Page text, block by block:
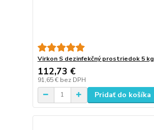
Virkon S dezinfekčný prostriedok 5 kg
112,73 €
91,65 € bez DPH
Pridať do košíka